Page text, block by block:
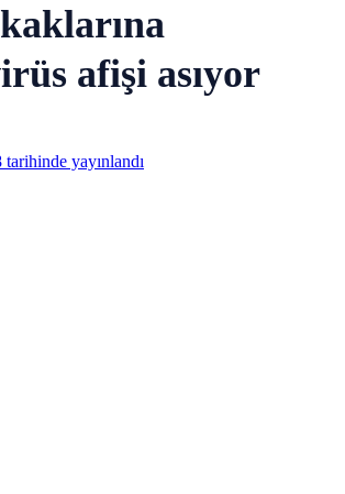
afişi asıyor
tarihinde yayınlandı